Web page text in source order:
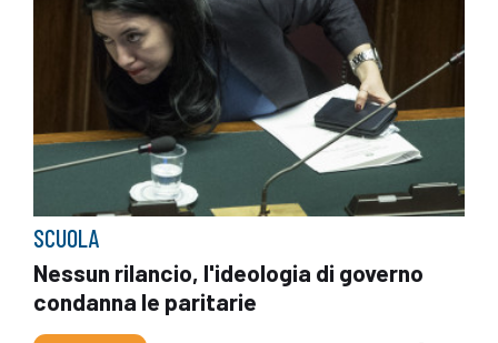
SCUOLA
Nessun rilancio, l'ideologia di governo
condanna le paritarie